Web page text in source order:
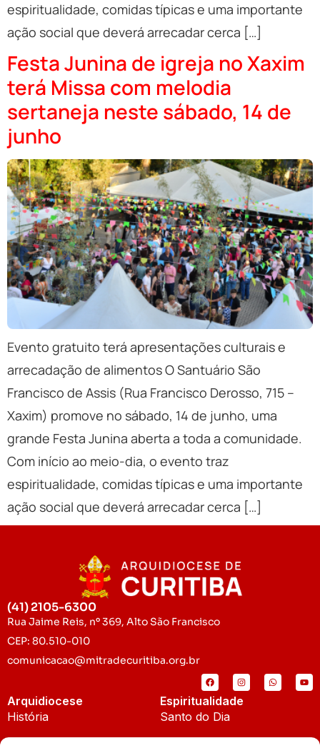
espiritualidade, comidas típicas e uma importante
ação social que deverá arrecadar cerca […]
Festa Junina de igreja no Xaxim
terá Missa com melodia
sertaneja neste sábado, 14 de
junho
Evento gratuito terá apresentações culturais e
arrecadação de alimentos O Santuário São
Francisco de Assis (Rua Francisco Derosso, 715 –
Xaxim) promove no sábado, 14 de junho, uma
grande Festa Junina aberta a toda a comunidade.
Com início ao meio-dia, o evento traz
espiritualidade, comidas típicas e uma importante
ação social que deverá arrecadar cerca […]
(41) 2105-6300
Rua Jaime Reis, nº 369, Alto São Francisco
CEP: 80.510-010
comunicacao@mitradecuritiba.org.br
Arquidiocese
História
Espiritualidade
Santo do Dia